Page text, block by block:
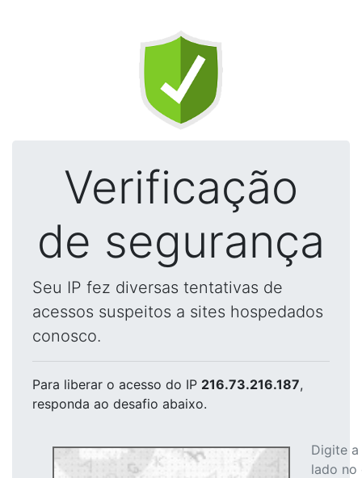
Verificação
de segurança
Seu IP fez diversas tentativas de
acessos suspeitos a sites hospedados
conosco.
Para liberar o acesso do IP 216.73.216.187,
responda ao desafio abaixo.
Digite
lado no